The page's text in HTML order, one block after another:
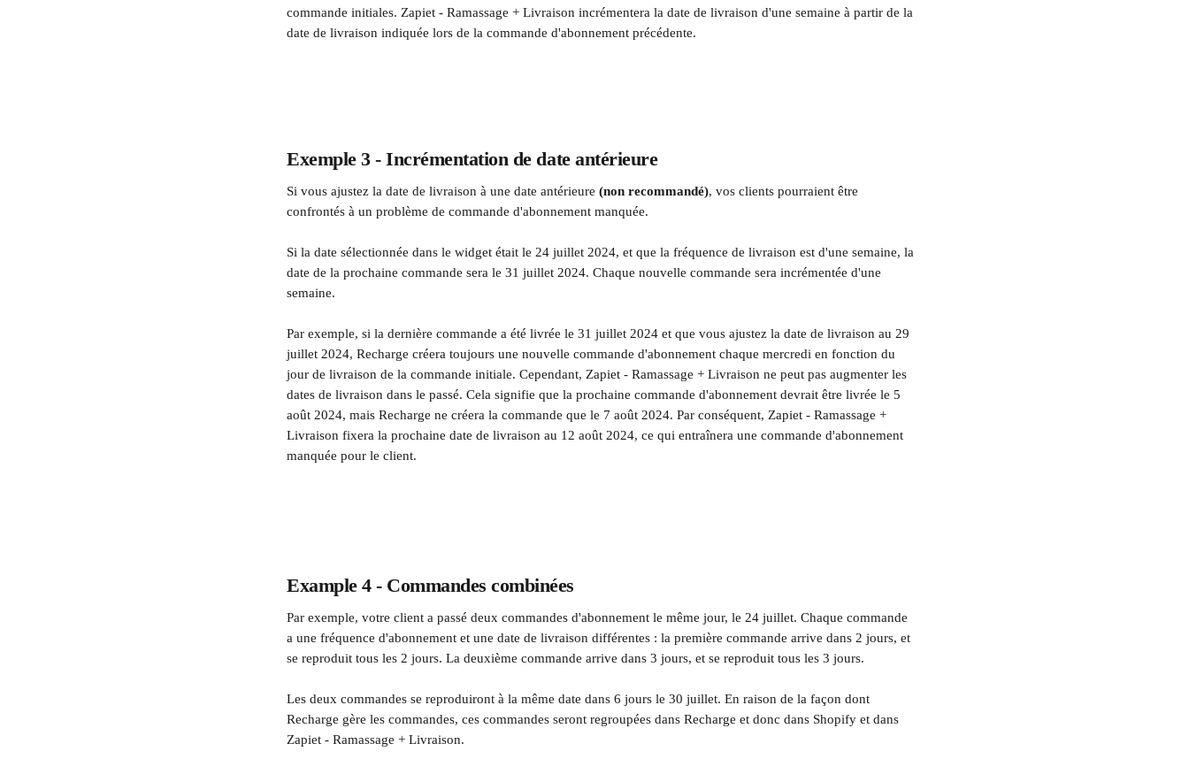
commande initiales. Zapiet - Ramassage + Livraison incrémentera la date de livraison d'une semaine à partir de la
date de livraison indiquée lors de la commande d'abonnement précédente.
Exemple 3 - Incrémentation de date antérieure
Si vous ajustez la date de livraison à une date antérieure (non recommandé), vos clients pourraient être
confrontés à un problème de commande d'abonnement manquée.
Si la date sélectionnée dans le widget était le 24 juillet 2024, et que la fréquence de livraison est d'une semaine, la
date de la prochaine commande sera le 31 juillet 2024. Chaque nouvelle commande sera incrémentée d'une
semaine.
Par exemple, si la dernière commande a été livrée le 31 juillet 2024 et que vous ajustez la date de livraison au 29
juillet 2024, Recharge créera toujours une nouvelle commande d'abonnement chaque mercredi en fonction du
jour de livraison de la commande initiale. Cependant, Zapiet - Ramassage + Livraison ne peut pas augmenter les
dates de livraison dans le passé. Cela signifie que la prochaine commande d'abonnement devrait être livrée le 5
août 2024, mais Recharge ne créera la commande que le 7 août 2024. Par conséquent, Zapiet - Ramassage +
Livraison fixera la prochaine date de livraison au 12 août 2024, ce qui entraînera une commande d'abonnement
manquée pour le client.
Example 4 - Commandes combinées
Par exemple, votre client a passé deux commandes d'abonnement le même jour, le 24 juillet. Chaque commande
a une fréquence d'abonnement et une date de livraison différentes : la première commande arrive dans 2 jours, et
se reproduit tous les 2 jours. La deuxième commande arrive dans 3 jours, et se reproduit tous les 3 jours.
Les deux commandes se reproduiront à la même date dans 6 jours le 30 juillet. En raison de la façon dont
Recharge gère les commandes, ces commandes seront regroupées dans Recharge et donc dans Shopify et dans
Zapiet - Ramassage + Livraison.